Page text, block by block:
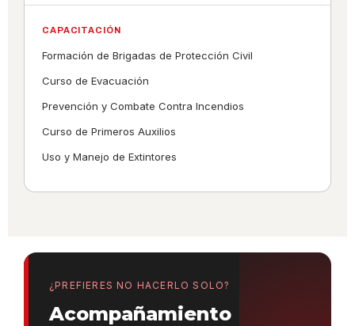
CAPACITACIÓN
Formación de Brigadas de Protección Civil
Curso de Evacuación
Prevención y Combate Contra Incendios
Curso de Primeros Auxilios
Uso y Manejo de Extintores
¿PREFIERES NO HACERLO SOLO?
Acompañamiento